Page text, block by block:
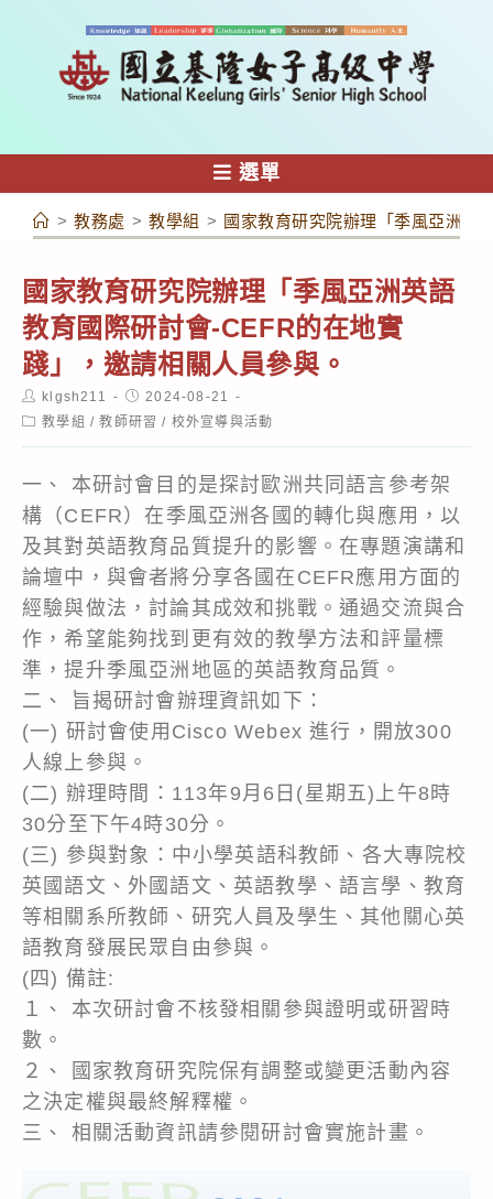
容
選單
> 教務處 > 教學組 > 國家教育研究院辦理「季風亞洲英
國家教育研究院辦理「季風亞洲英語
教育國際研討會-CEFR的在地實
踐」，邀請相關人員參與。
Post
author:
klgsh211
Post
published:
2024-08-21
Post教學組 / 教師研習 / 校外宣導與活動
一、 本研討會目的是探討歐洲共同語言參考架
構（CEFR）在季風亞洲各國的轉化與應用，以
及其對英語教育品質提升的影響。在專題演講和
論壇中，與會者將分享各國在CEFR應用方面的
經驗與做法，討論其成效和挑戰。通過交流與合
作，希望能夠找到更有效的教學方法和評量標
準，提升季風亞洲地區的英語教育品質。
二、 旨揭研討會辦理資訊如下：
(一) 研討會使用Cisco Webex 進行，開放300
人線上參與。
(二) 辦理時間：113年9月6日(星期五)上午8時
30分至下午4時30分。
(三) 參與對象：中小學英語科教師、各大專院校
英國語文、外國語文、英語教學、語言學、教育
等相關系所教師、研究人員及學生、其他關心英
語教育發展民眾自由參與。
(四) 備註:
１、 本次研討會不核發相關參與證明或研習時
數。
２、 國家教育研究院保有調整或變更活動內容
之決定權與最終解釋權。
三、 相關活動資訊請參閱研討會實施計畫。